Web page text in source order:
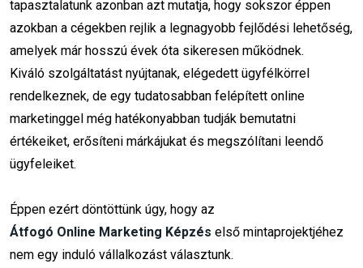
Online marketing képzés online marketing
marketing képzés siker
SEO szakértő karrier Online marketinges
ppc képzés social media marketing
online marketing stratégia
kezdő lépések facebook
online elérés
tapasztalatunk azonban azt mutatja, hogy sokszor éppen
azokban a cégekben rejlik a legnagyobb fejlődési lehetőség,
amelyek már hosszú évek óta sikeresen működnek.
Kiváló szolgáltatást nyújtanak, elégedett ügyfélkörrel
rendelkeznek, de egy tudatosabban felépített online
marketinggel még hatékonyabban tudják bemutatni
értékeiket, erősíteni márkájukat és megszólítani leendő
ügyfeleiket.
Éppen ezért döntöttünk úgy, hogy az
Átfogó Online Marketing Képzés első mintaprojektjéhez
nem egy induló vállalkozást választunk.